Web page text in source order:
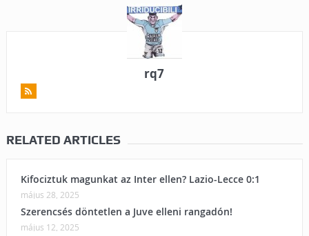
rq7
RELATED ARTICLES
Kifociztuk magunkat az Inter ellen? Lazio-Lecce 0:1
május 28, 2025
Szerencsés döntetlen a Juve elleni rangadón!
május 12, 2025